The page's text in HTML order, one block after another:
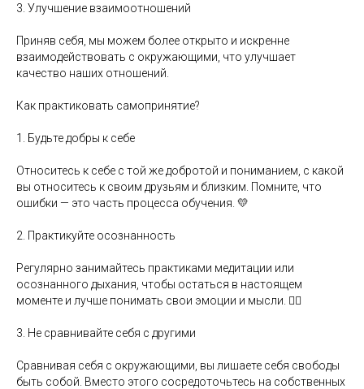
3. Улучшение взаимоотношений
Приняв себя, мы можем более открыто и искренне
взаимодействовать с окружающими, что улучшает
качество наших отношений.
Как практиковать самопринятие?
1. Будьте добры к себе
Относитесь к себе с той же добротой и пониманием, с какой
вы относитесь к своим друзьям и близким. Помните, что
ошибки — это часть процесса обучения. 💛
2. Практикуйте осознанность
Регулярно занимайтесь практиками медитации или
осознанного дыхания, чтобы остаться в настоящем
моменте и лучше понимать свои эмоции и мысли. 🧘‍♀️
3. Не сравнивайте себя с другими
Сравнивая себя с окружающими, вы лишаете себя свободы
быть собой. Вместо этого сосредоточьтесь на собственных